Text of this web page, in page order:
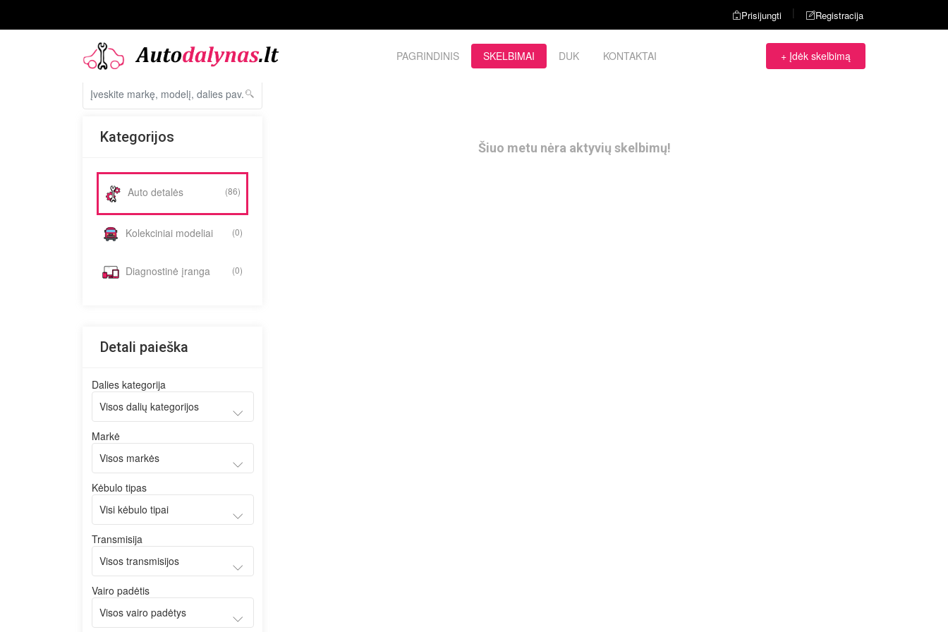
Prisijungti | Registracija
PAGRINDINIS SKELBIMAI DUK KONTAKTAI + Įdėk skelbimą
Kategorijos
Auto detalės (86)
Kolekciniai modeliai (0)
Diagnostinė įranga (0)
Detali paieška
Dalies kategorija
Markė
Kėbulo tipas
Transmisija
Vairo padėtis
Šiuo metu nėra aktyvių skelbimų!